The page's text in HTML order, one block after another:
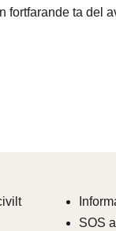
fortfarande ta del
SOS